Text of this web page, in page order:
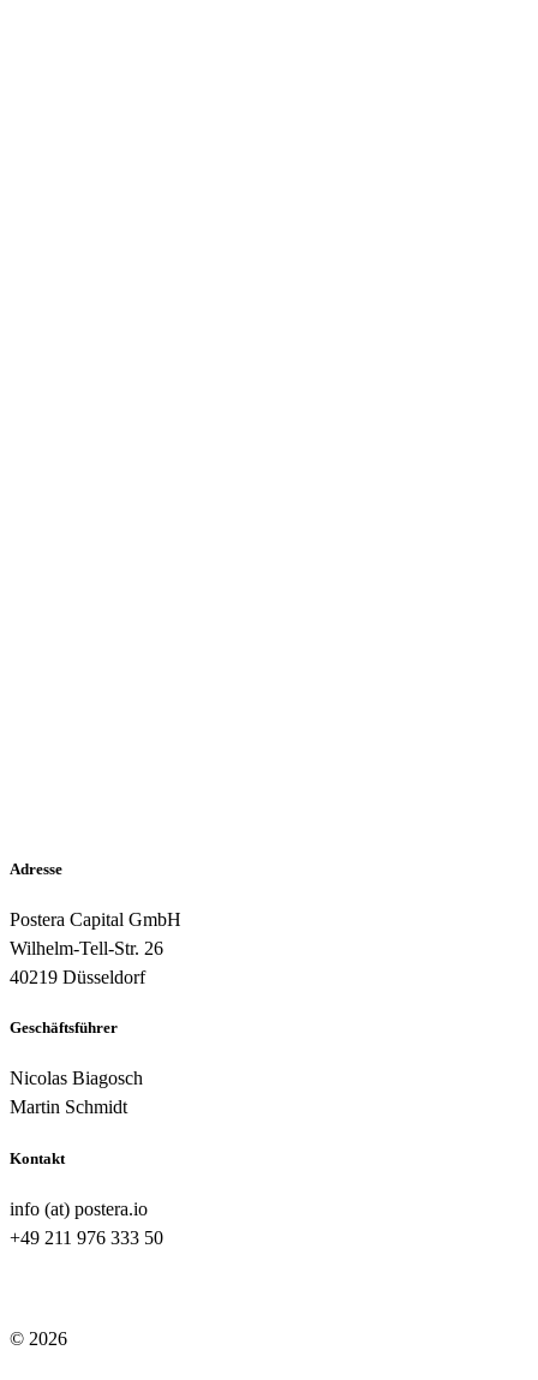
Adresse
Postera Capital GmbH
Wilhelm-Tell-Str. 26
40219 Düsseldorf
Geschäftsführer
Nicolas Biagosch
Martin Schmidt
Kontakt
info (at) postera.io
+49 211 976 333 50
© 2026